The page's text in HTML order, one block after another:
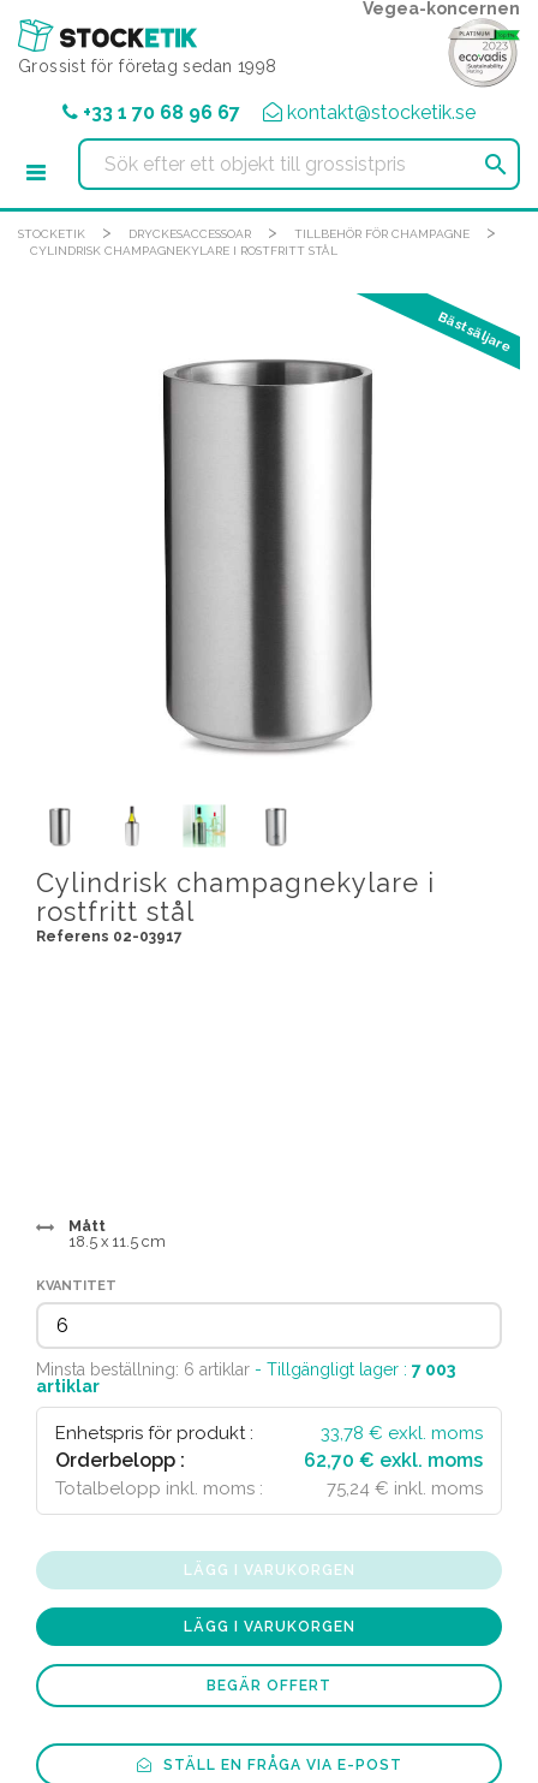
Grossist för företag sedan 1998
Vegea-koncernen
+33 1 70 68 96 67 kontakt@stocketik.se

STOCKETIK > DRYCKESACCESSOAR > TILLBEHÖR FÖR CHAMPAGNE >
CYLINDRISK CHAMPAGNEKYLARE I ROSTFRITT STÅL
Bästsäljare
Cylindrisk champagnekylare i
rostfritt stål
Referens 02-03917
Mått
18.5 x 11.5 cm
KVANTITET
Minsta beställning: 6 artiklar - Tillgängligt lager : 7 003
artiklar
Enhetspris för produkt : 33,78 € exkl. moms
Orderbelopp : 62,70 € exkl. moms
Totalbelopp inkl. moms : 75,24 € inkl. moms
LÄGG I VARUKORGEN
LÄGG I VARUKORGEN
BEGÄR OFFERT
STÄLL EN FRÅGA VIA E-POST